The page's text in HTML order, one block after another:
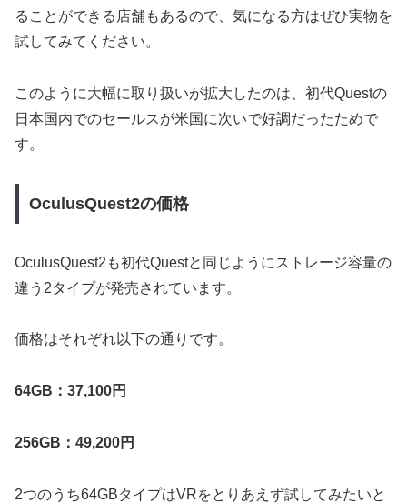
ることができる店舗もあるので、気になる方はぜひ実物を
試してみてください。
このように大幅に取り扱いが拡大したのは、初代Questの
日本国内でのセールスが米国に次いで好調だったためで
す。
OculusQuest2の価格
OculusQuest2も初代Questと同じようにストレージ容量の
違う2タイプが発売されています。
価格はそれぞれ以下の通りです。
64GB：37,100円
256GB：49,200円
2つのうち64GBタイプはVRをとりあえず試してみたいと